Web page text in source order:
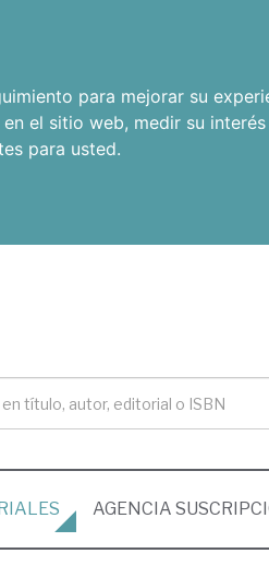
para mejorar su
el sitio web, medir su
para usted.
AGENCIA